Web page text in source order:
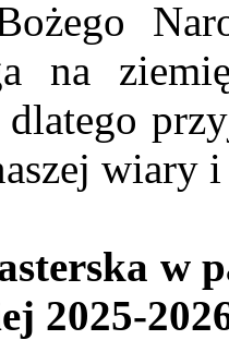
na
dlatego
wiary
w
2025-